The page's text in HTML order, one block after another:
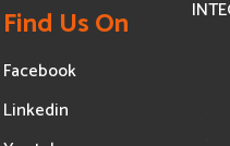
Find Us On
Facebook
Linkedin